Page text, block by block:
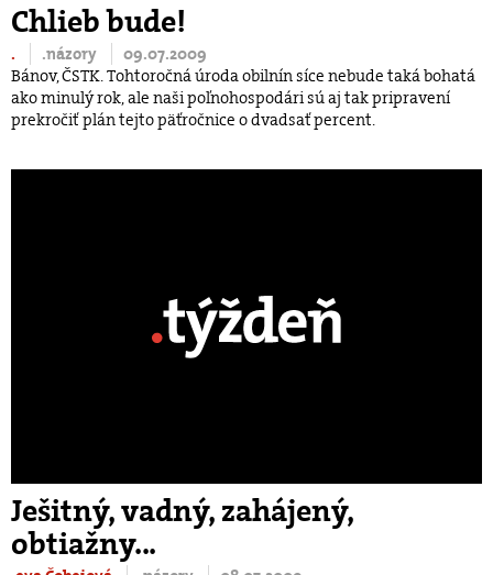
Chlieb bude!
. .názory
09.07.2009
Bánov, ČSTK. Tohtoročná úroda obilnín síce nebude taká bohatá
ako minulý rok, ale naši poľnohospodári sú aj tak pripravení
prekročiť plán tejto päťročnice o dvadsať percent.
Ješitný, vadný, zahájený,
obtiažny...